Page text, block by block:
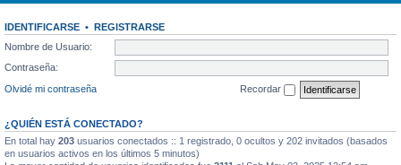
IDENTIFICARSE • REGISTRARSE
Nombre de Usuario:
Contraseña:
Olvidé mi contraseña
Recordar
¿QUIÉN ESTÁ CONECTADO?
En total hay 203 usuarios conectados :: 1 registrado, 0 ocultos y 202 invitados (basados
en usuarios activos en los últimos 5 minutos)